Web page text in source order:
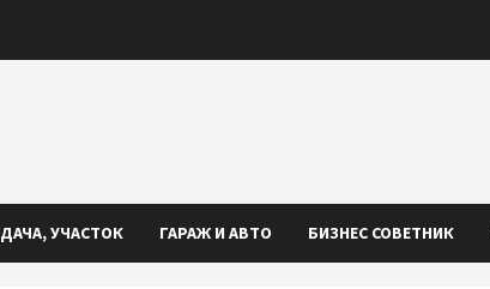
ДАЧА, УЧАСТОК ГАРАЖ И АВТО БИЗНЕС СОВЕТНИК